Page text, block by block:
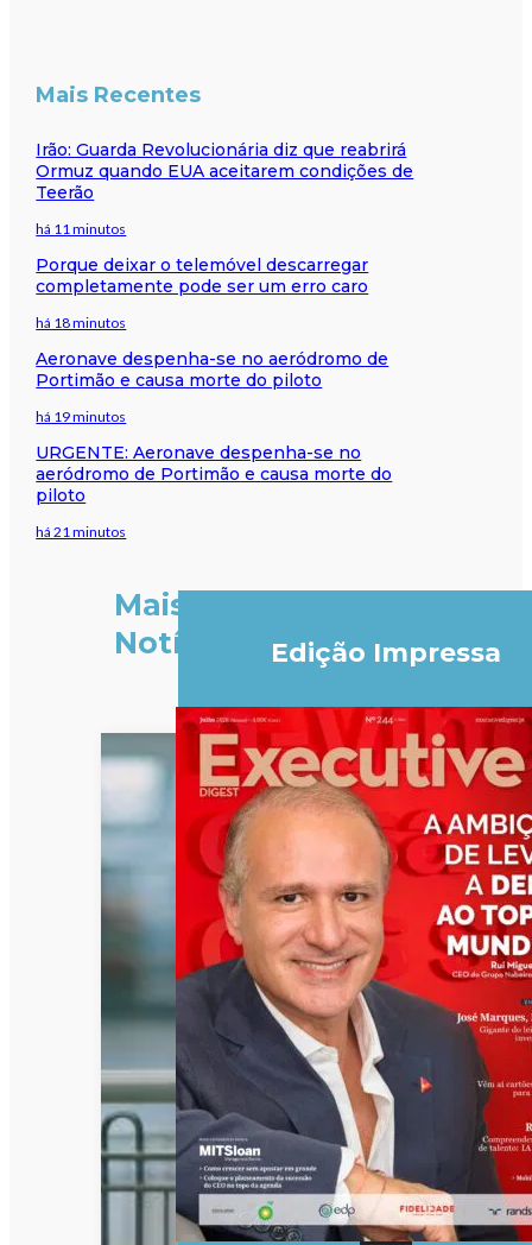
Mais Recentes
Irão: Guarda Revolucionária diz que reabrirá
Ormuz quando EUA aceitarem condições de
Teerão
há 11 minutos
Porque deixar o telemóvel descarregar
completamente pode ser um erro caro
há 18 minutos
Aeronave despenha-se no aeródromo de
Portimão e causa morte do piloto
há 19 minutos
URGENTE: Aeronave despenha-se no
aeródromo de Portimão e causa morte do
piloto
há 21 minutos
Mais
Notícias
Edição Impressa